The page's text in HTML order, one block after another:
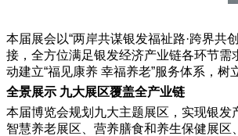
本届展会以“两岸共谋银发福祉路·跨界共
接，全方位满足银发经济产业链各环节需
动建立“福见康养 幸福养老”服务体系，树
全景展示 九大展区覆盖全产业链
本届博览会规划九大主题展区，实现银发
智慧养老展区、营养膳食和养生保健展区